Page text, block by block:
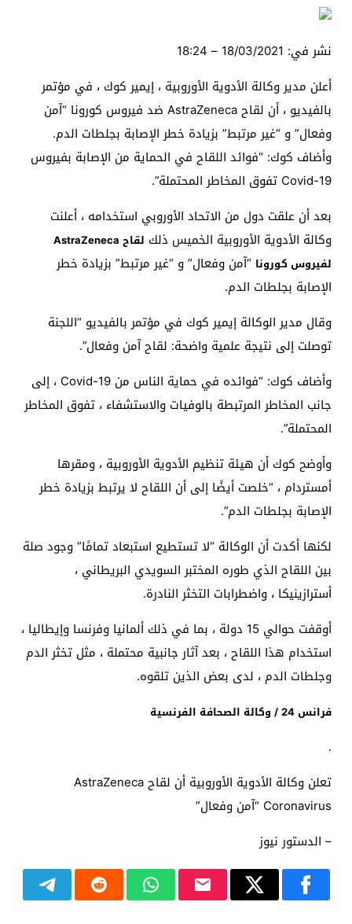
نشر في: 18/03/2021 – 18:24
أعلن مدير وكالة الأدوية الأوروبية ، إيمير كوك ، في مؤتمر
بالفيديو ، أن لقاح AstraZeneca ضد فيروس كورونا “آمن
وفعال” و “غير مرتبط” بزيادة خطر الإصابة بجلطات الدم.
وأضاف كوك: “فوائد اللقاح في الحماية من الإصابة بفيروس
Covid-19 تفوق المخاطر المحتملة”.
بعد أن علقت دول من الاتحاد الأوروبي استخدامه ، أعلنت
وكالة الأدوية الأوروبية الخميس ذلك
لقاح AstraZeneca
لفيروس كورونا “آمن وفعال” و “غير مرتبط” بزيادة خطر
الإصابة بجلطات الدم.
وقال مدير الوكالة إيمير كوك في مؤتمر بالفيديو “اللجنة
توصلت إلى نتيجة علمية واضحة: لقاح آمن وفعال”.
وأضاف كوك: “فوائده في حماية الناس من Covid-19 ، إلى
جانب المخاطر المرتبطة بالوفيات والاستشفاء ، تفوق المخاطر
المحتملة”.
وأوضح كوك أن هيئة تنظيم الأدوية الأوروبية ، ومقرها
أمستردام ، “خلصت أيضًا إلى أن اللقاح لا يرتبط بزيادة خطر
الإصابة بجلطات الدم”.
لكنها أكدت أن الوكالة “لا تستطيع استبعاد تمامًا” وجود صلة
بين اللقاح الذي طوره المختبر السويدي البريطاني ،
أسترازينيكا ، واضطرابات التخثر النادرة.
أوقفت حوالي 15 دولة ، بما في ذلك ألمانيا وفرنسا وإيطاليا ،
استخدام هذا اللقاح ، بعد آثار جانبية محتملة ، مثل تخثر الدم
وجلطات الدم ، لدى بعض الذين تلقوه.
فرانس 24 / وكالة الصحافة الفرنسية
.
تعلن وكالة الأدوية الأوروبية أن لقاح AstraZeneca
Coronavirus “آمن وفعال”
– الدستور نيوز